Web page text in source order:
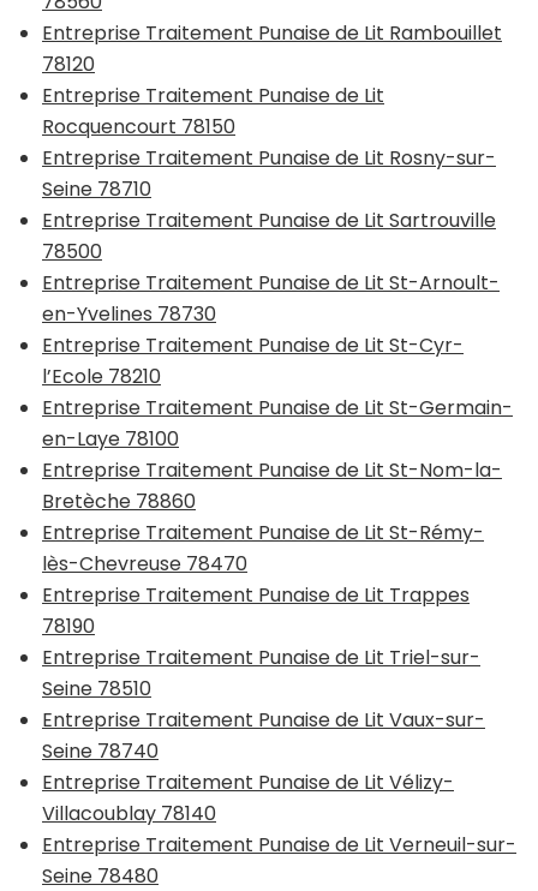
Entreprise Traitement Punaise de Lit Rambouillet
78120
Entreprise Traitement Punaise de Lit
Rocquencourt 78150
Entreprise Traitement Punaise de Lit Rosny-sur-
Seine 78710
Entreprise Traitement Punaise de Lit Sartrouville
78500
Entreprise Traitement Punaise de Lit St-Arnoult-
en-Yvelines 78730
Entreprise Traitement Punaise de Lit St-Cyr-
l’Ecole 78210
Entreprise Traitement Punaise de Lit St-Germain-
en-Laye 78100
Entreprise Traitement Punaise de Lit St-Nom-la-
Bretèche 78860
Entreprise Traitement Punaise de Lit St-Rémy-
lès-Chevreuse 78470
Entreprise Traitement Punaise de Lit Trappes
78190
Entreprise Traitement Punaise de Lit Triel-sur-
Seine 78510
Entreprise Traitement Punaise de Lit Vaux-sur-
Seine 78740
Entreprise Traitement Punaise de Lit Vélizy-
Villacoublay 78140
Entreprise Traitement Punaise de Lit Verneuil-sur-
Seine 78480